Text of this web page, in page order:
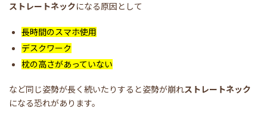
ストレートネックになる原因として
長時間のスマホ使用
デスクワーク
枕の高さがあっていない
など同じ姿勢が長く続いたりすると姿勢が崩れストレートネック
になる恐れがあります。